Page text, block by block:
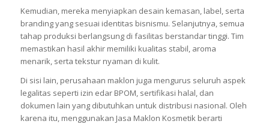
Kemudian, mereka menyiapkan desain kemasan, label, serta
branding yang sesuai identitas bisnismu. Selanjutnya, semua
tahap produksi berlangsung di fasilitas berstandar tinggi. Tim
memastikan hasil akhir memiliki kualitas stabil, aroma
menarik, serta tekstur nyaman di kulit.
Di sisi lain, perusahaan maklon juga mengurus seluruh aspek
legalitas seperti izin edar BPOM, sertifikasi halal, dan
dokumen lain yang dibutuhkan untuk distribusi nasional. Oleh
karena itu, menggunakan Jasa Maklon Kosmetik berarti